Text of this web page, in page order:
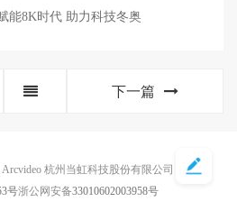
能8K时代 助力科技冬奥
下一篇
Arcvideo 杭州当虹科技股份有限公司
号浙公网安备33010602003958号